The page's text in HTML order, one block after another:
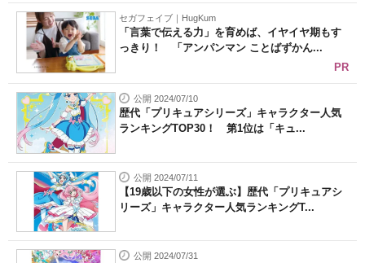
セガフェイブ｜HugKum
「言葉で伝える力」を育めば、イヤイヤ期もす
っきり！ 「アンパンマン ことばずかん...
PR
公開 2024/07/10
歴代「プリキュアシリーズ」キャラクター人気
ランキングTOP30！ 第1位は「キュ...
公開 2024/07/11
【19歳以下の女性が選ぶ】歴代「プリキュアシ
リーズ」キャラクター人気ランキングT...
公開 2024/07/31